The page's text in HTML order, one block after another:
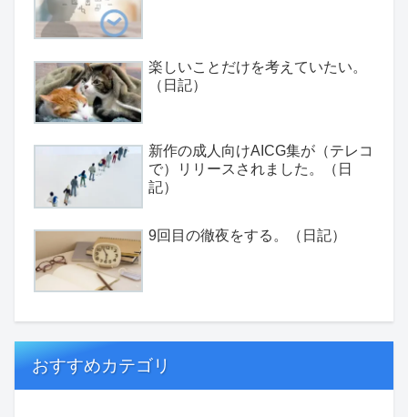
楽しいことだけを考えていたい。
（日記）
新作の成人向けAICG集が（テレコ
で）リリースされました。（日
記）
9回目の徹夜をする。（日記）
おすすめカテゴリ